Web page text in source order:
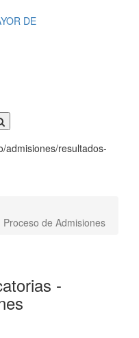
admisiones/resultados-
de Admisiones
-